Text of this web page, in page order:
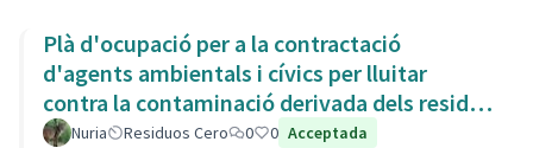
Plà d'ocupació per a la contractació
d'agents ambientals i cívics per lluitar
contra la contaminació derivada dels residus
de la Còvid-19
Nuria Residuos Cero 0 0 Acceptada